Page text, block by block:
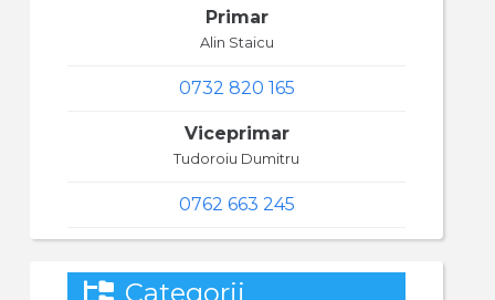
Primar
Alin Staicu
0732 820 165
Viceprimar
Tudoroiu Dumitru
0762 663 245
Categorii